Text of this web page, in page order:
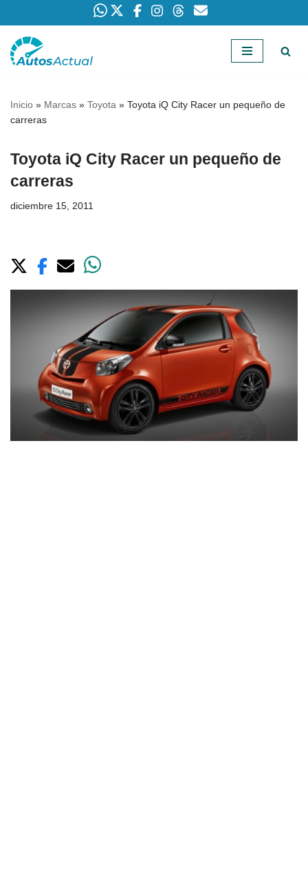
Saltar
Inicio » Marcas » Toyota » Toyota iQ City Racer un pequeño de
carreras
Toyota iQ City Racer un pequeño de
carreras
diciembre 15, 2011